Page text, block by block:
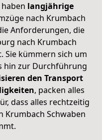
langjährige
nach Krumbach
Anforderungen, die
nach Krumbach
Sie kümmern sich um
hin zur Durchführung
den Transport
, packen alles
dass alles rechtzeitig
Krumbach Schwaben